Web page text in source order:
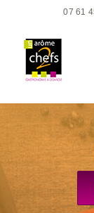
contenu
07 61